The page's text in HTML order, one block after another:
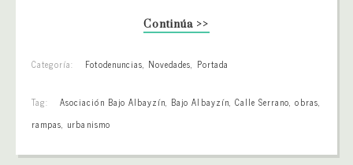
Continúa >>
Categoría: Fotodenuncias, Novedades, Portada
Tag: Asociación Bajo Albayzín, Bajo Albayzín, Calle Serrano,obras,
rampas, urbanismo